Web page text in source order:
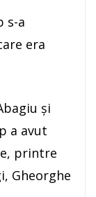
s-a
era
şi
a avut
printre
Gheorghe